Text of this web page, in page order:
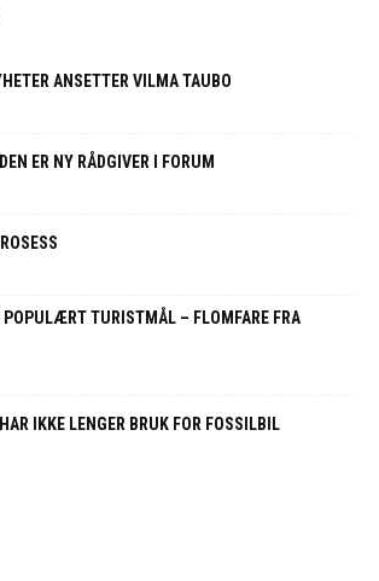
ANSETTER VILMA TAUBO
ER NY RÅDGIVER I FORUM
POPULÆRT TURISTMÅL – FLOMFARE FRA
IKKE LENGER BRUK FOR FOSSILBIL